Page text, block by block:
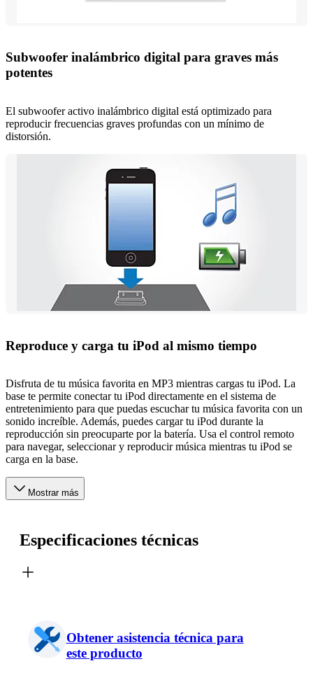
Subwoofer inalámbrico digital para graves más
potentes
El subwoofer activo inalámbrico digital está optimizado para
reproducir frecuencias graves profundas con un mínimo de
distorsión.
Reproduce y carga tu iPod al mismo tiempo
Disfruta de tu música favorita en MP3 mientras cargas tu iPod. La
base te permite conectar tu iPod directamente en el sistema de
entretenimiento para que puedas escuchar tu música favorita con un
sonido increíble. Además, puedes cargar tu iPod durante la
reproducción sin preocuparte por la batería. Usa el control remoto
para navegar, seleccionar y reproducir música mientras tu iPod se
carga en la base.
Mostrar más
Especificaciones técnicas
Obtener asistencia técnica para
este producto